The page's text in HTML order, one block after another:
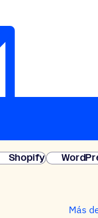
Shopify
Más